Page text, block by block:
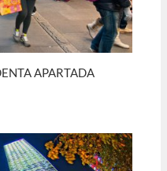
APARTADA